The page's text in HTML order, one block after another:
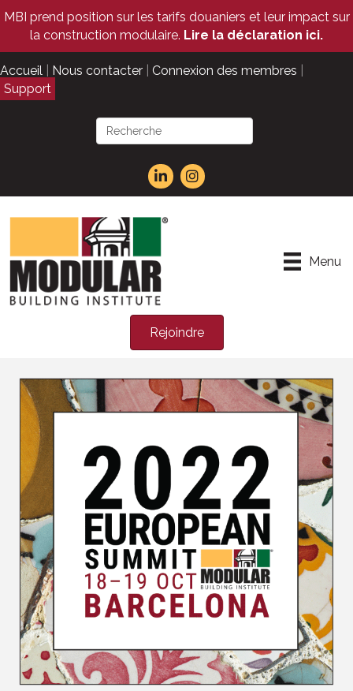
MBI prend position sur les tarifs douaniers et leur impact sur
la construction modulaire. Lire la déclaration ici.
Accueil Nous contacter Connexion des membres
Support
Menu
Rejoindre